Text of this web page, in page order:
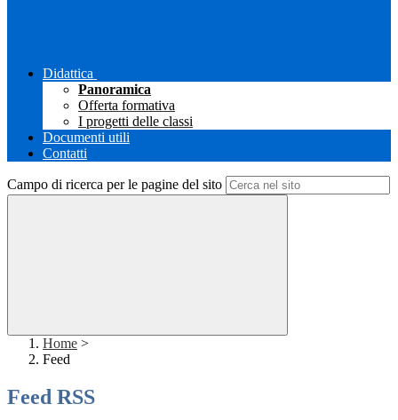
Didattica
Panoramica
Offerta formativa
I progetti delle classi
Documenti utili
Contatti
Campo di ricerca per le pagine del sito
Home >
Feed
Feed RSS